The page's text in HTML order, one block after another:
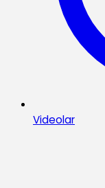
Videolar